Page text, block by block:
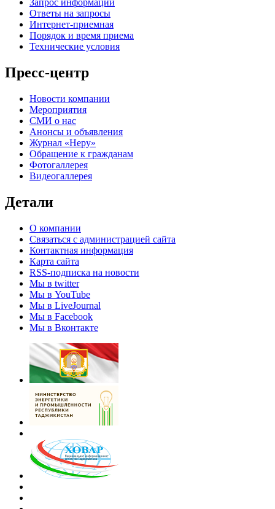
Запрос информации
Ответы на запросы
Интернет-приемная
Порядок и время приема
Технические условия
Пресс-центр
Новости компании
Мероприятия
СМИ о нас
Анонсы и объявления
Журнал «Неру»
Обращение к гражданам
Фотогаллерея
Видеогаллерея
Детали
О компании
Связаться с администрацией сайта
Контактная информация
Карта сайта
RSS-подписка на новости
Мы в twitter
Мы в YouTube
Мы в LiveJournal
Мы в Facebook
Мы в Вконтакте